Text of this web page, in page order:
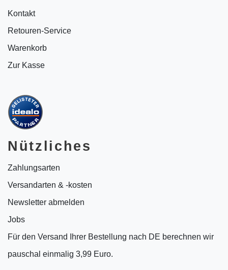
Kontakt
Retouren-Service
Warenkorb
Zur Kasse
Nützliches
Zahlungsarten
Versandarten & -kosten
Newsletter abmelden
Jobs
Für den Versand Ihrer Bestellung nach DE berechnen wir
pauschal einmalig 3,99 Euro.